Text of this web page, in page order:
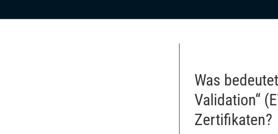
Was
Validation“
Zertifikaten?